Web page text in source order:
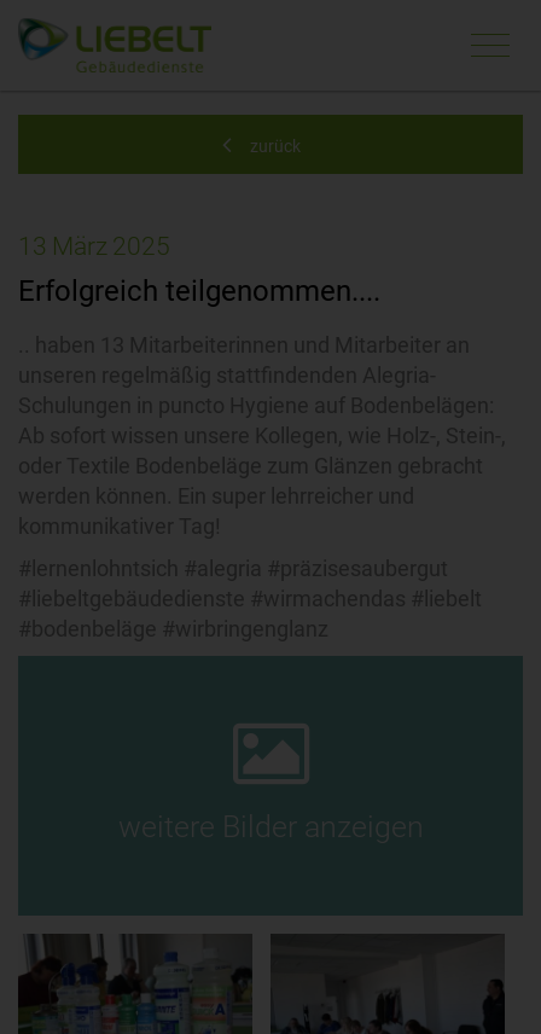
zurück
13 März 2025
Erfolgreich teilgenommen....
weitere Bilder anzeigen